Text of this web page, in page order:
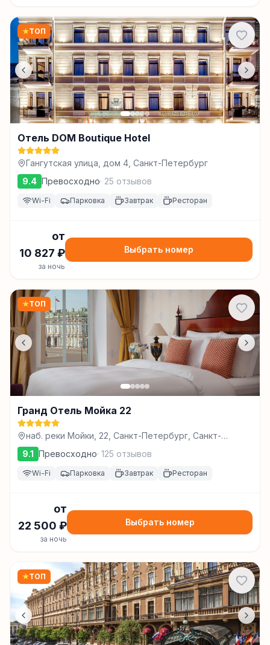
★ТОП
Отель DOM Boutique Hotel
Гангутская улица, дом 4, Санкт-Петербург
9.4 Превосходно· 25 отзывов
Wi-Fi Парковка Завтрак Ресторан
от
10 827 ₽
за ночь
Выбрать номер
★ТОП
Гранд Отель Мойка 22
наб. реки Мойки, 22, Санкт-Петербург, Санкт-
Петербург
9.1 Превосходно· 125 отзывов
Wi-Fi Парковка Завтрак Ресторан
от
22 500 ₽
за ночь
Выбрать номер
★ТОП